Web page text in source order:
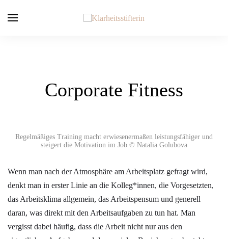
Corporate Fitness
Regelmäßiges Training macht erwiesenermaßen leistungsfähiger und
steigert die Motivation im Job © Natalia Golubova
Wenn man nach der Atmosphäre am Arbeitsplatz gefragt wird,
denkt man in erster Linie an die Kolleg*innen, die Vorgesetzten,
das Arbeitsklima allgemein, das Arbeitspensum und generell
daran, was direkt mit den Arbeitsaufgaben zu tun hat. Man
vergisst dabei häufig, dass die Arbeit nicht nur aus den